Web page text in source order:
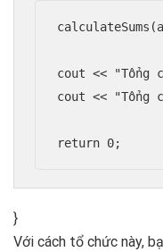
cout << "Tổng
cout << "Tổng
}
Với cách tổ chức này,